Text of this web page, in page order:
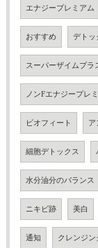
エナジープレミアム
おすすめ デトッ
スーパーザイムプラ
ノンFエナジープレ
ビオフィート ア
細胞デトックス
水分油分のバランス
ニキビ跡 美白
通知 クレンジン